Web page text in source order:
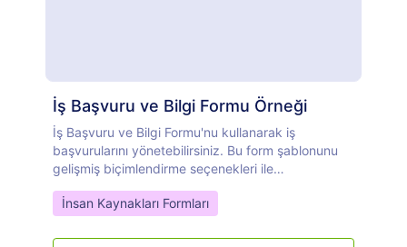
İş Başvuru ve Bilgi Formu Örneği
İş Başvuru ve Bilgi Formu'nu kullanarak iş
başvurularını yönetebilirsiniz. Bu form şablonunu
gelişmiş biçimlendirme seçenekleri ile
şirketinize uyumlu hale getirebilirsiniz.
Go to Category:
İnsan Kaynakları Formları